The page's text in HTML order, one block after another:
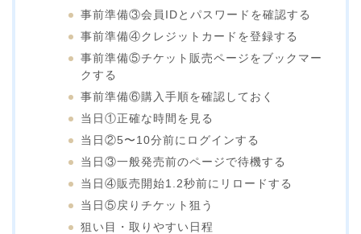
事前準備③会員IDとパスワードを確認する
事前準備④クレジットカードを登録する
事前準備⑤チケット販売ページをブックマー
クする
事前準備⑥購入手順を確認しておく
当日①正確な時間を見る
当日②5〜10分前にログインする
当日③一般発売前のページで待機する
当日④販売開始1.2秒前にリロードする
当日⑤戻りチケット狙う
狙い目・取りやすい日程